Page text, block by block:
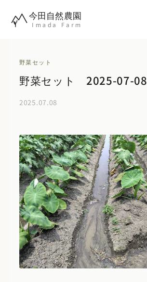
今田自然農園
Imada Farm
野菜セット
野菜セット 2025-07-08
2025.07.08